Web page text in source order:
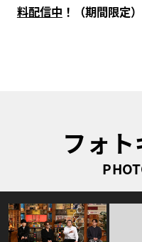
料配信中 ！（期間限定）
フォ